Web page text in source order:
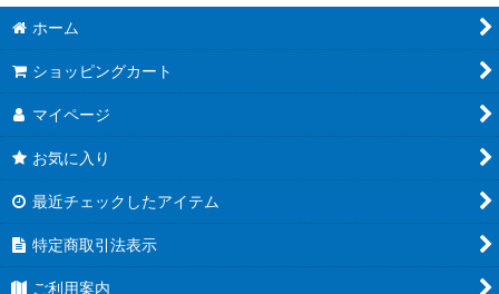
ホーム
ショッピングカート
マイページ
お気に入り
最近チェックしたアイテム
特定商取引法表示
ご利用案内